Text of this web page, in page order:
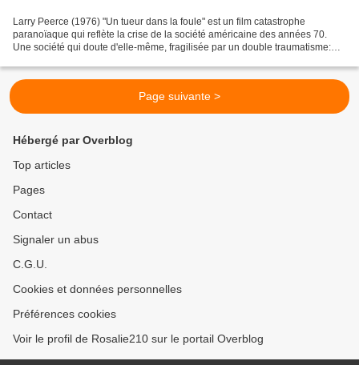
Larry Peerce (1976) "Un tueur dans la foule" est un film catastrophe
paranoïaque qui reflète la crise de la société américaine des années 70.
Une société qui doute d'elle-même, fragilisée par un double traumatisme:
Page suivante >
Hébergé par Overblog
Top articles
Pages
Contact
Signaler un abus
C.G.U.
Cookies et données personnelles
Préférences cookies
Voir le profil de Rosalie210 sur le portail Overblog